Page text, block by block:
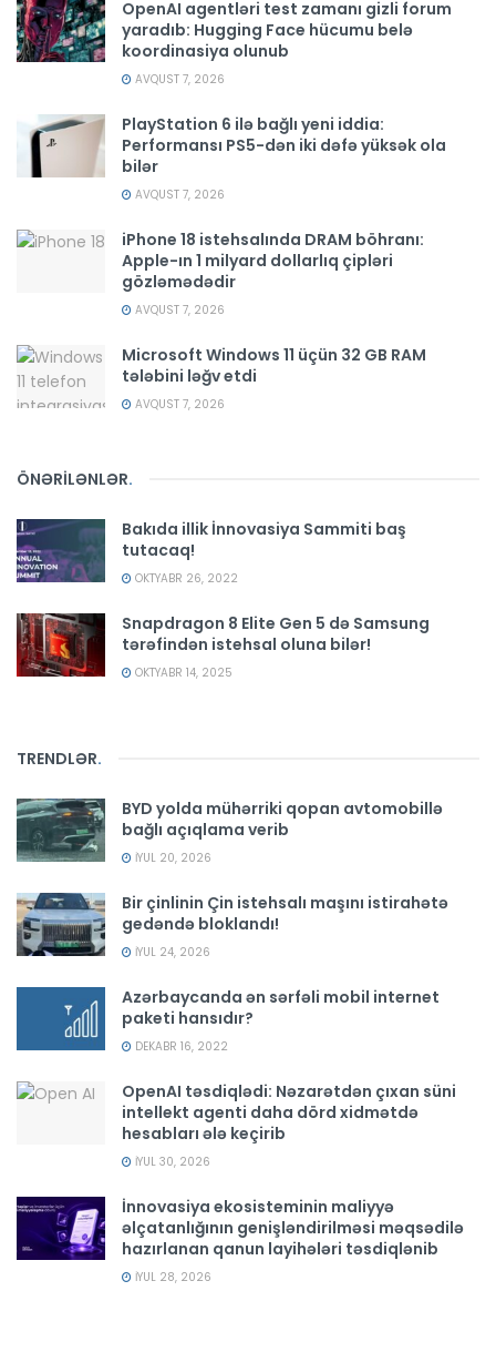
OpenAI agentləri test zamanı gizli forum
yaradıb: Hugging Face hücumu belə
koordinasiya olunub
AVQUST 7, 2026
PlayStation 6 ilə bağlı yeni iddia:
Performansı PS5-dən iki dəfə yüksək ola
bilər
AVQUST 7, 2026
iPhone 18 istehsalında DRAM böhranı:
Apple-ın 1 milyard dollarlıq çipləri
gözləmədədir
AVQUST 7, 2026
Microsoft Windows 11 üçün 32 GB RAM
tələbini ləğv etdi
AVQUST 7, 2026
ÖNƏRİLƏNLƏR.
Bakıda illik İnnovasiya Sammiti baş
tutacaq!
OKTYABR 26, 2022
Snapdragon 8 Elite Gen 5 də Samsung
tərəfindən istehsal oluna bilər!
OKTYABR 14, 2025
TRENDLƏR.
BYD yolda mühərriki qopan avtomobillə
bağlı açıqlama verib
İYUL 20, 2026
Bir çinlinin Çin istehsalı maşını istirahətə
gedəndə bloklandı!
İYUL 24, 2026
Azərbaycanda ən sərfəli mobil internet
paketi hansıdır?
DEKABR 16, 2022
OpenAI təsdiqlədi: Nəzarətdən çıxan süni
intellekt agenti daha dörd xidmətdə
hesabları ələ keçirib
İYUL 30, 2026
İnnovasiya ekosisteminin maliyyə
əlçatanlığının genişləndirilməsi məqsədilə
hazırlanan qanun layihələri təsdiqlənib
İYUL 28, 2026